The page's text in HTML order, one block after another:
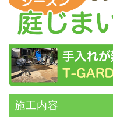
施⼯内容